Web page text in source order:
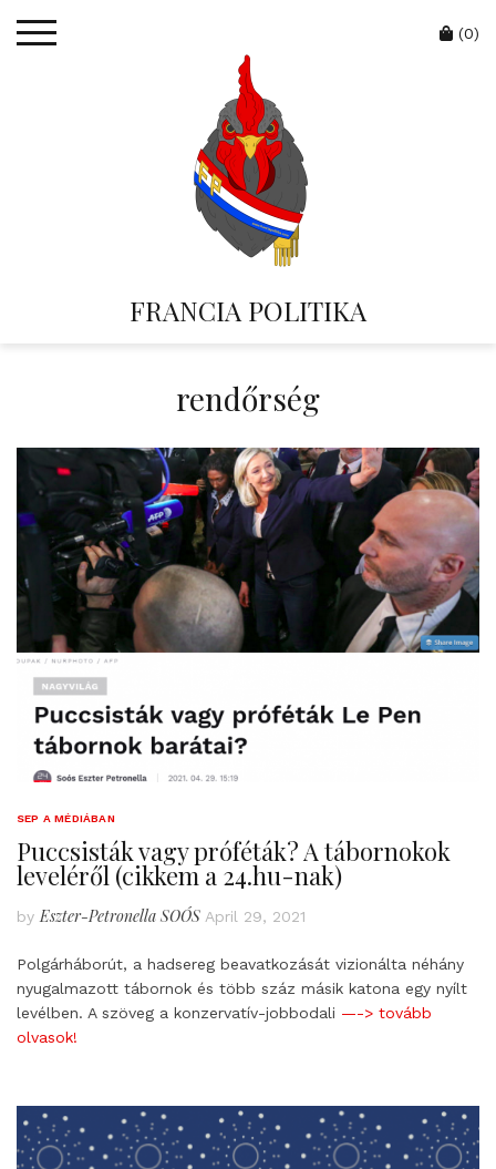
FRANCIA POLITIKA
Cart
(0)
rendőrség
SEP A MÉDIÁBAN
Puccsisták vagy próféták? A tábornokok
leveléről (cikkem a 24.hu-nak)
by Eszter-Petronella SOÓS April 29, 2021
Polgárháborút, a hadsereg beavatkozását vizionálta néhány
nyugalmazott tábornok és több száz másik katona egy nyílt
levélben. A szöveg a konzervatív-jobbodali —-> tovább
olvasok!